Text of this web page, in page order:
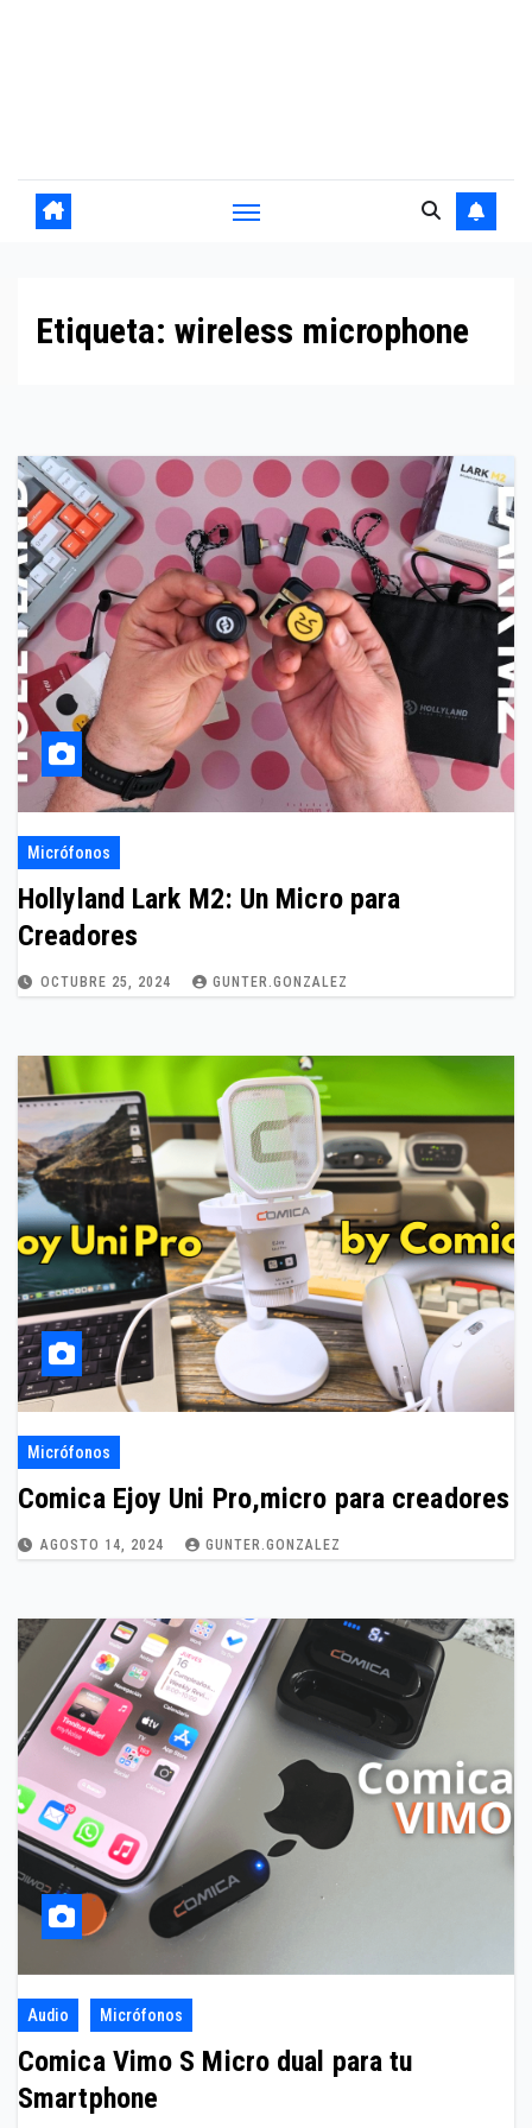
Etiqueta: wireless microphone
Micrófonos
Hollyland Lark M2: Un Micro para
Creadores
OCTUBRE 25, 2024 GUNTER.GONZALEZ
Micrófonos
Comica Ejoy Uni Pro,micro para creadores
AGOSTO 14, 2024 GUNTER.GONZALEZ
Audio Micrófonos
Comica Vimo S Micro dual para tu
Smartphone